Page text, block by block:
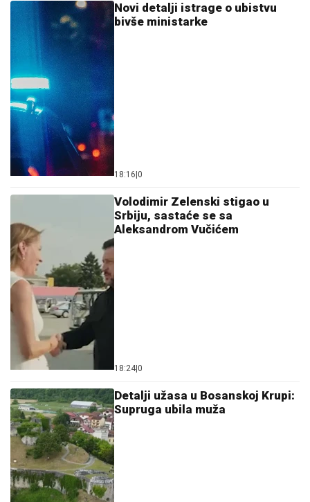
Novi detalji istrage o ubistvu
bivše ministarke
18:16 0
Volodimir Zelenski stigao u
Srbiju, sastaće se sa
Aleksandrom Vučićem
18:24 0
Detalji užasa u Bosanskoj Krupi:
Supruga ubila muža